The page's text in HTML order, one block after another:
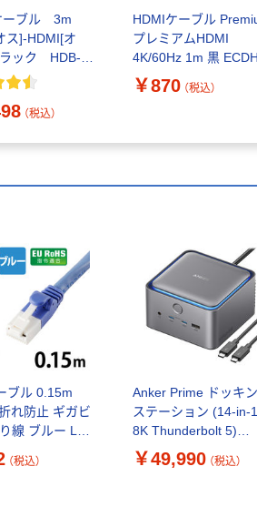
ーブル 3m
ス]-HDMI[オ
ック HDB-
YAMAZEN）
（税込）
HDMIケーブル
プレミアムHDMI
4K/60Hz 1m 黒 ECDH-
HDP10BK エレコム 1
￥870 （税込）
ブル 0.15m
れ防止 ギガビ
線 ブルー LD-
RS エレコ
送品）
（税込）
Anker Prime ドッキ
ステーション (14-in-1
8K Thunderbolt 5)
A83B51A1
￥49,990 （税込）